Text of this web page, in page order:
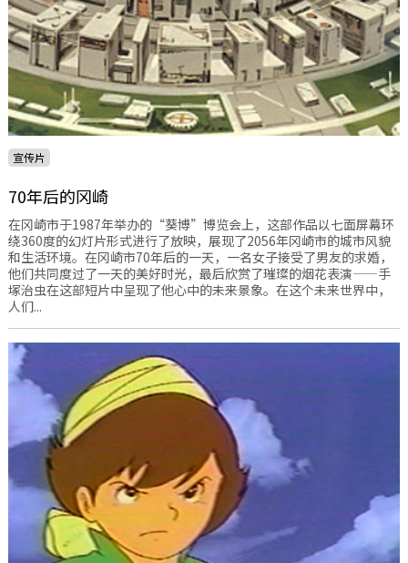
宣传片
70年后的冈崎
在冈崎市于1987年举办的“葵博”博览会上，这部作品以七面屏幕环
绕360度的幻灯片形式进行了放映，展现了2056年冈崎市的城市风貌
和生活环境。在冈崎市70年后的一天，一名女子接受了男友的求婚，
他们共同度过了一天的美好时光，最后欣赏了璀璨的烟花表演——手
塚治虫在这部短片中呈现了他心中的未来景象。在这个未来世界中，
人们...